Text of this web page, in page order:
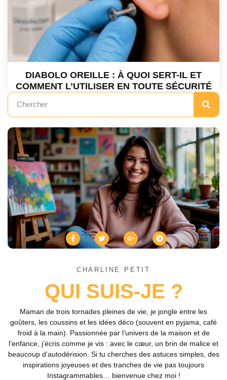
DIABOLO OREILLE : À QUOI SERT-IL ET
COMMENT L’UTILISER EN TOUTE SÉCURITÉ
CHARLINE PETIT
QUI SUIS-JE ?
Maman de trois tornades pleines de vie, je jongle entre les
goûters, les coussins et les idées déco (souvent en pyjama, café
froid à la main). Passionnée par l’univers de la maison et de
l’enfance, j’écris comme je vis : avec le cœur, un brin de malice et
beaucoup d’autodérision. Si tu cherches des astuces simples, des
inspirations joyeuses et des tranches de vie pas toujours
Instagrammables… bienvenue chez moi !